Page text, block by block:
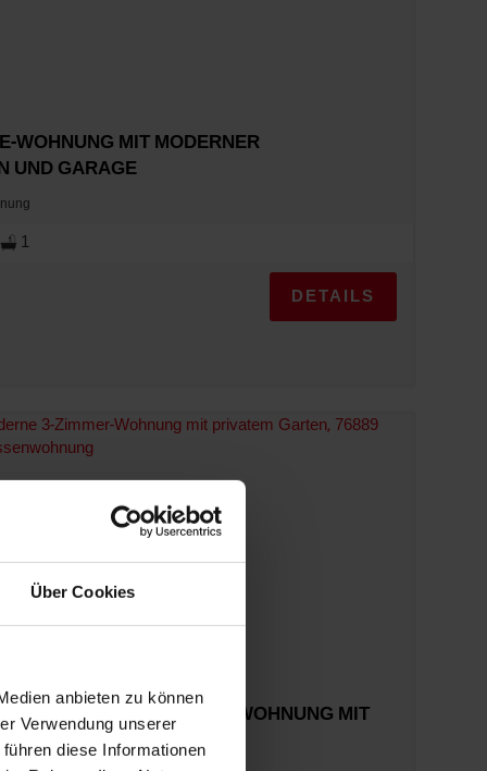
Über Cookies
anbieten zu können
Verwendung unserer
diese Informationen
WOHNUNG MIT MODERNER
UND GARAGE
1
DETAILS
– MODERNE 3-ZIMMER-WOHNUNG MIT